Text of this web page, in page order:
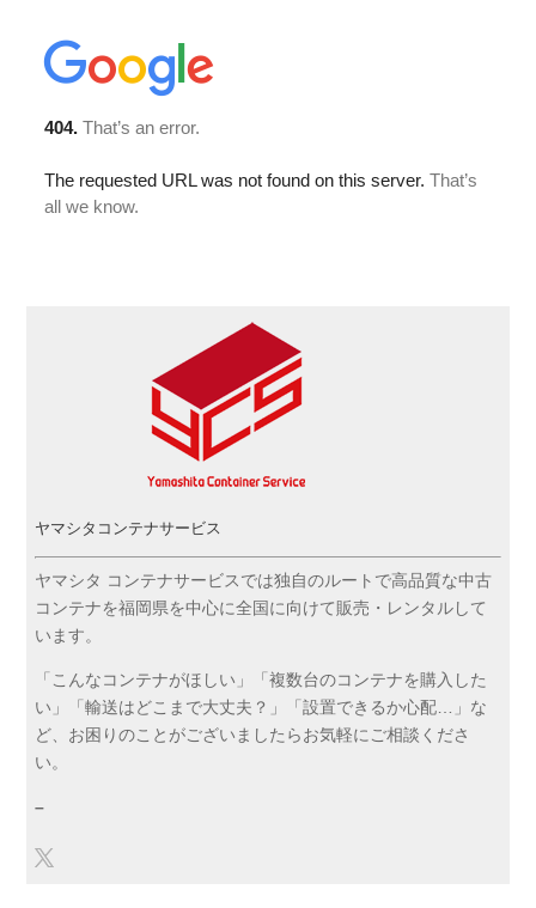
ヤマシタコンテナサービス
ヤマシタ コンテナサービスでは独自のルートで高品質な中古
コンテナを福岡県を中心に全国に向けて販売・レンタルして
います。
「こんなコンテナがほしい」「複数台のコンテナを購入した
い」「輸送はどこまで大丈夫？」「設置できるか心配…」な
ど、お困りのことがございましたらお気軽にご相談くださ
い。
–